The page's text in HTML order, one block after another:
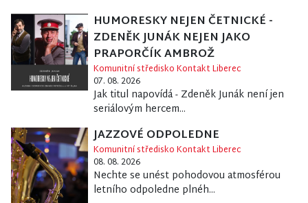
HUMORESKY NEJEN ČETNICKÉ -
ZDENĚK JUNÁK NEJEN JAKO
PRAPORČÍK AMBROŽ
Komunitní středisko Kontakt Liberec
07. 08. 2026
Jak titul napovídá - Zdeněk Junák není jen
seriálovým hercem...
JAZZOVÉ ODPOLEDNE
Komunitní středisko Kontakt Liberec
08. 08. 2026
Nechte se unést pohodovou atmosférou
letního odpoledne plnéh...